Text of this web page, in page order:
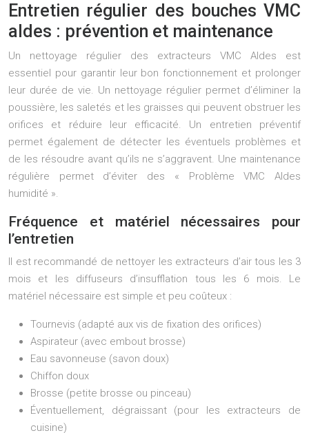
Entretien régulier des bouches VMC
aldes : prévention et maintenance
Un nettoyage régulier des extracteurs VMC Aldes est
essentiel pour garantir leur bon fonctionnement et prolonger
leur durée de vie. Un nettoyage régulier permet d’éliminer la
poussière, les saletés et les graisses qui peuvent obstruer les
orifices et réduire leur efficacité. Un entretien préventif
permet également de détecter les éventuels problèmes et
de les résoudre avant qu’ils ne s’aggravent. Une maintenance
régulière permet d’éviter des « Problème VMC Aldes
humidité ».
Fréquence et matériel nécessaires pour
l’entretien
Il est recommandé de nettoyer les extracteurs d’air tous les 3
mois et les diffuseurs d’insufflation tous les 6 mois. Le
matériel nécessaire est simple et peu coûteux :
Tournevis (adapté aux vis de fixation des orifices)
Aspirateur (avec embout brosse)
Eau savonneuse (savon doux)
Chiffon doux
Brosse (petite brosse ou pinceau)
Éventuellement, dégraissant (pour les extracteurs de
cuisine)